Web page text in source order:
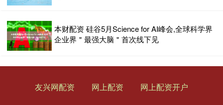
本财配资 硅谷5月Science for AI峰会,全球科学界
企业界＂最强大脑＂首次线下见
友兴网配资 网上配资 网上配资开户